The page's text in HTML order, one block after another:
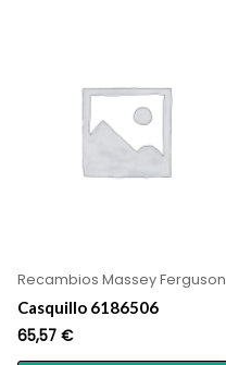
Recambios Massey Ferguson
Casquillo 6186506
65,57€